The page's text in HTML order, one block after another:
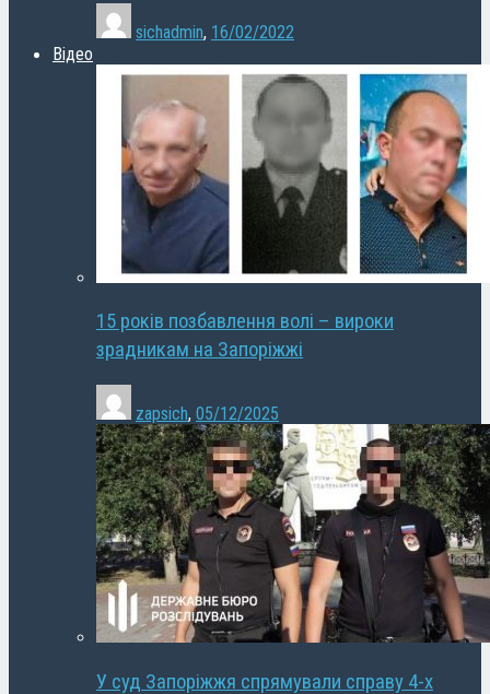
sichadmin, 16/02/2022
Відео
15 років позбавлення волі – вироки
зрадникам на Запоріжжі
zapsich, 05/12/2025
У суд Запоріжжя спрямували справу 4-х